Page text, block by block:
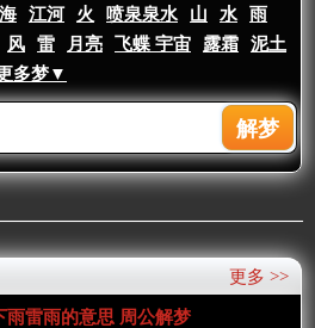
海 江河 火 喷泉泉水 山 水
雨
风 雷 月亮 飞蝶 宇宙 露霜
泥土
多梦▼
更多 >>
雨雷雨的意思 周公解梦